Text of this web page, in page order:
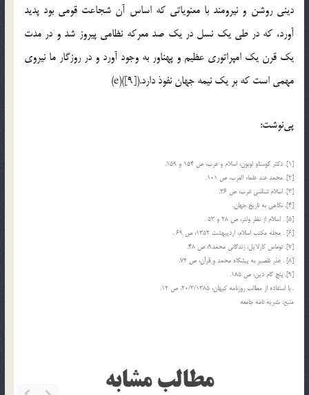
ديني روشن و نيرومند با معنوياتي كه اساس آن شجاعت قومي بود پديد
آورد، كه در طي يك نسل در يك صد معركه نظامي پيروز شد و در مدت
يك قرن يك امپراتوري عظيم و پهناور به وجود آورد و در روزگار ما نيروي
مهمي است كه بر يك نيمه جهان نفوذ دارد.([9])(e)
پى‌نوشت:
[1]. دكتر گوستاو لوبون، اسلام و عرب، ص 154 و 159.
[2]. محمد عند علماء الغرب، ص 101.
[3]. اسلام شناسي غرب، ص 36.
[4]. نگاهي به تاريخ جهان.
[5] . اسلام از نظر ولتر، ص 28 و 53 .
[6] . مجله مكتب اسلام، ارديبهشت 1352، ص 69 .
[7]. توماس كارلايل، زندگاني محمد9، ص 48.
[8] . عذر تقصير به پيشگاه محمد و قرآن، ص 72.
[9]. پنج گام دين، ص 185.
. با استفاده از مطالب روزنامه كيهان، 20/3/1385، ص 12.
منبع: نشريه نامه جامعه
مطالب مشابه